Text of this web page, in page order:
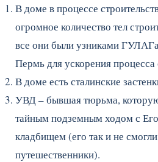
В доме в процессе
огромное количество тел
все они были узниками
Пермь для ускорения процесса
В доме есть сталинские
УВД – бывшая тюрьма,
тайным подземным ходом с
кладбищем (его так и не
путешественники).